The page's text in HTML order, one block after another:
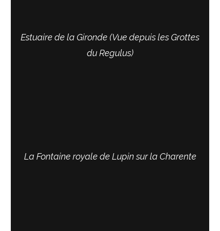
Estuaire de la Gironde (Vue depuis les Grottes
du Regulus)
La Fontaine royale de Lupin sur la Charente